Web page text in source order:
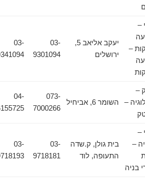
–
יעקב אליאב 5,
ירושלים
03-
9301094
03-
9341094
–
השומר 6, אביחיל
073-
7000266
04-
6155725
–
בית גולן, ק.שדה
התעופה, לוד
03-
9718181
03-
9718193